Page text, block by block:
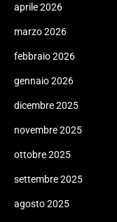
aprile 2026
marzo 2026
febbraio 2026
gennaio 2026
dicembre 2025
novembre 2025
ottobre 2025
settembre 2025
agosto 2025